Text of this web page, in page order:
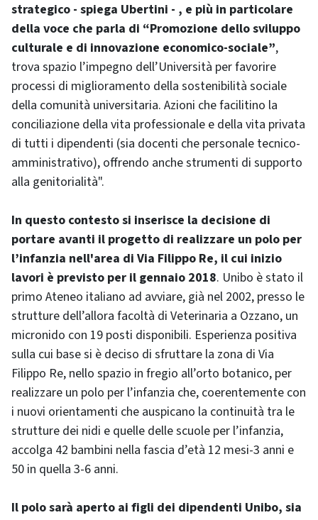
strategico - spiega Ubertini - , e più in particolare
della voce che parla di “Promozione dello sviluppo
culturale e di innovazione economico-sociale”,
trova spazio l’impegno dell’Università per favorire
processi di miglioramento della sostenibilità sociale
della comunità universitaria. Azioni che facilitino la
conciliazione della vita professionale e della vita privata
di tutti i dipendenti (sia docenti che personale tecnico-
amministrativo), offrendo anche strumenti di supporto
alla genitorialità".
In questo contesto si inserisce la decisione di
portare avanti il progetto di realizzare un polo per
l’infanzia nell'area di Via Filippo Re, il cui inizio
lavori è previsto per il gennaio 2018. Unibo è stato il
primo Ateneo italiano ad avviare, già nel 2002, presso le
strutture dell’allora facoltà di Veterinaria a Ozzano, un
micronido con 19 posti disponibili. Esperienza positiva
sulla cui base si è deciso di sfruttare la zona di Via
Filippo Re, nello spazio in fregio all’orto botanico, per
realizzare un polo per l’infanzia che, coerentemente con
i nuovi orientamenti che auspicano la continuità tra le
strutture dei nidi e quelle delle scuole per l’infanzia,
accolga 42 bambini nella fascia d’età 12 mesi-3 anni e
50 in quella 3-6 anni.
Il polo sarà aperto ai figli dei dipendenti Unibo, sia